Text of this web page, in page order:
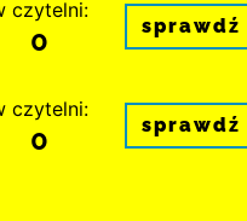
czytelni:
0 sprawdź
czytelni:
0 sprawdź